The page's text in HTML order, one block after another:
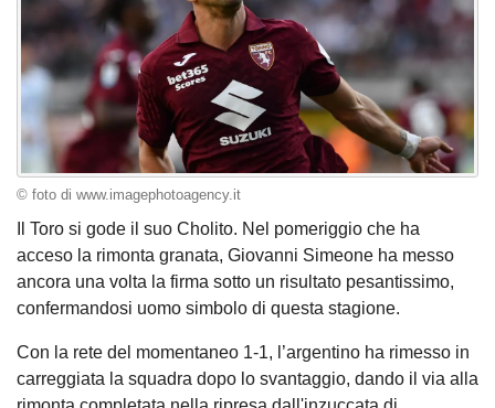
© foto di www.imagephotoagency.it
Il Toro si gode il suo Cholito. Nel pomeriggio che ha
acceso la rimonta granata, Giovanni Simeone ha messo
ancora una volta la firma sotto un risultato pesantissimo,
confermandosi uomo simbolo di questa stagione.
Con la rete del momentaneo 1-1, l’argentino ha rimesso in
carreggiata la squadra dopo lo svantaggio, dando il via alla